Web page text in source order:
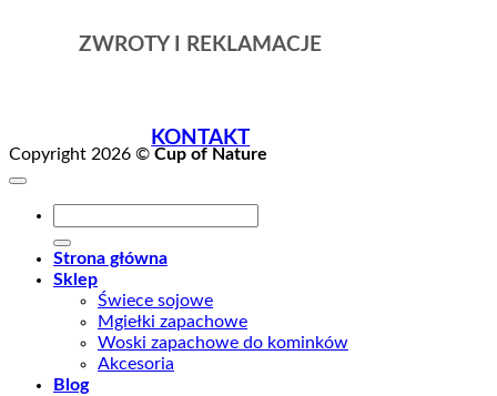
ZWROTY I REKLAMACJE
KONTAKT
Copyright 2026 © Cup of Nature
Strona główna
Sklep
Świece sojowe
Mgiełki zapachowe
Woski zapachowe do kominków
Akcesoria
Blog